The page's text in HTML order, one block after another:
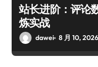
站长进阶：评论
炼实战
dawei 8 月 10, 2026